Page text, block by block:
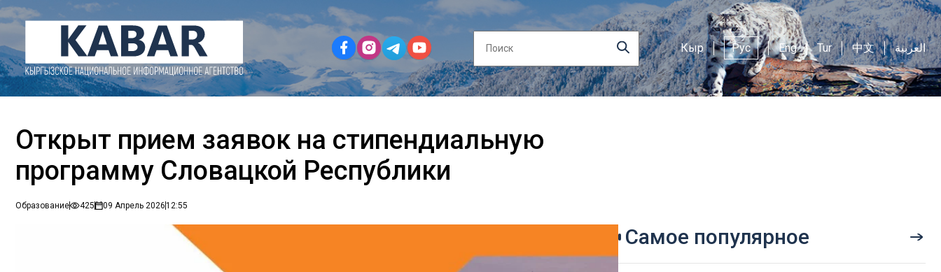
Кыр Рус Eng Tur 中文 العربية
Открыт прием заявок на стипендиальную
программу Словацкой Республики
Образование 425 09 Апрель 202612:55
Самое популярное